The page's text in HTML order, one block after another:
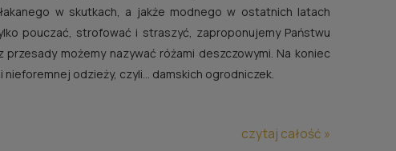
w skutkach, a jakże modnego w ostatnich latach
pouczać, strofować i straszyć, zaproponujemy Państwu
możemy nazywać różami deszczowymi. Na koniec
odzieży, czyli… damskich ogrodniczek.
czytaj całość »